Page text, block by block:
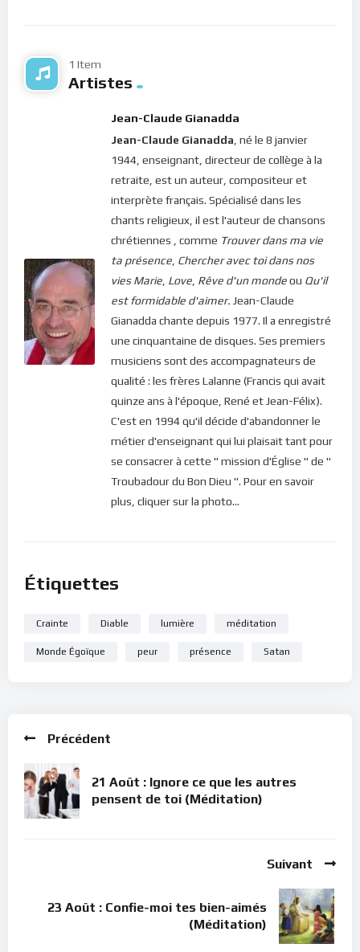
1 Item
Artistes
Jean-Claude Gianadda
Jean-Claude Gianadda , né le 8 janvier
1944, enseignant, directeur de collège à la
retraite, est un auteur, compositeur et
interprète français. Spécialisé dans les
chants religieux, il est l'auteur de chansons
chrétiennes , comme Trouver dans ma vie
ta présence Chercher avec toi dans nos
vies Marie Love Rêve d'un mondeou Qu'il
est formidable d'aimer. Jean-Claude
Gianadda chante depuis 1977. Il a enregistré
une cinquantaine de disques. Ses premiers
musiciens sont des accompagnateurs de
qualité : les frères Lalanne (Francis qui avait
quinze ans à l'époque, René et Jean-Félix).
C'est en 1994 qu'il décide d'abandonner le
métier d'enseignant qui lui plaisait tant pour
se consacrer à cette " mission d'Église " de "
Troubadour du Bon Dieu ". Pour en savoir
plus, cliquer sur la photo...
Étiquettes
Crainte Diable lumière méditation
Monde Égoïque peur présence Satan
Précédent
21 Août : Ignore ce que les autres
pensent de toi (Méditation)
Suivant
23 Août : Confie-moi tes bien-aimés
(Méditation)